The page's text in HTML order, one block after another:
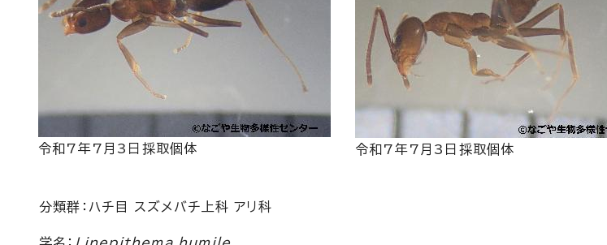
令和7年7月3日採取個体 令和7年7月3日採取個体
分類群：ハチ目 スズメバチ上科 アリ科